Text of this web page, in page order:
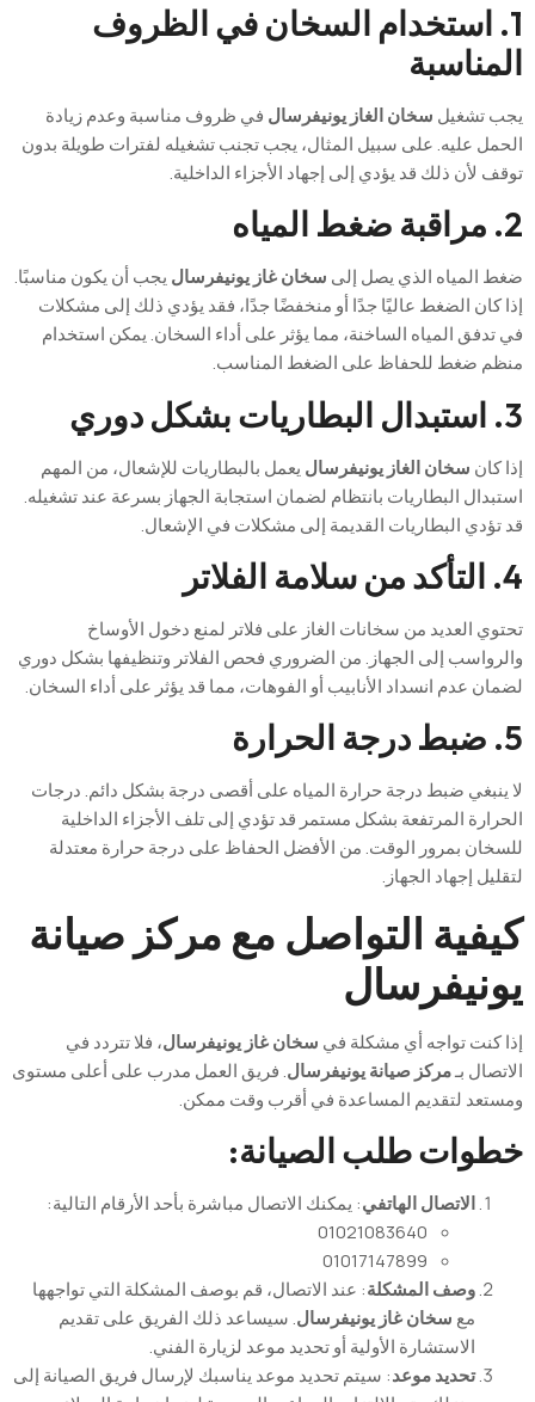
1. استخدام السخان في الظروف
المناسبة
يجب تشغيل سخان الغاز يونيفرسال في ظروف مناسبة وعدم زيادة
الحمل عليه. على سبيل المثال، يجب تجنب تشغيله لفترات طويلة بدون
توقف لأن ذلك قد يؤدي إلى إجهاد الأجزاء الداخلية.
2. مراقبة ضغط المياه
ضغط المياه الذي يصل إلى سخان غاز يونيفرسال يجب أن يكون مناسبًا.
إذا كان الضغط عاليًا جدًا أو منخفضًا جدًا، فقد يؤدي ذلك إلى مشكلات
في تدفق المياه الساخنة، مما يؤثر على أداء السخان. يمكن استخدام
منظم ضغط للحفاظ على الضغط المناسب.
3. استبدال البطاريات بشكل دوري
إذا كان سخان الغاز يونيفرسال يعمل بالبطاريات للإشعال، من المهم
استبدال البطاريات بانتظام لضمان استجابة الجهاز بسرعة عند تشغيله.
قد تؤدي البطاريات القديمة إلى مشكلات في الإشعال.
4. التأكد من سلامة الفلاتر
تحتوي العديد من سخانات الغاز على فلاتر لمنع دخول الأوساخ
والرواسب إلى الجهاز. من الضروري فحص الفلاتر وتنظيفها بشكل دوري
لضمان عدم انسداد الأنابيب أو الفوهات، مما قد يؤثر على أداء السخان.
5. ضبط درجة الحرارة
لا ينبغي ضبط درجة حرارة المياه على أقصى درجة بشكل دائم. درجات
الحرارة المرتفعة بشكل مستمر قد تؤدي إلى تلف الأجزاء الداخلية
للسخان بمرور الوقت. من الأفضل الحفاظ على درجة حرارة معتدلة
لتقليل إجهاد الجهاز.
كيفية التواصل مع مركز صيانة
يونيفرسال
إذا كنت تواجه أي مشكلة في سخان غاز يونيفرسال، فلا تتردد في
الاتصال بـمركز صيانة يونيفرسال. فريق العمل مدرب على أعلى مستوى
ومستعد لتقديم المساعدة في أقرب وقت ممكن.
خطوات طلب الصيانة:
الاتصال الهاتفي: يمكنك الاتصال مباشرة بأحد الأرقام التالية:
01021083640
01017147899
وصف المشكلة: عند الاتصال، قم بوصف المشكلة التي تواجهها
مع سخان غاز يونيفرسال. سيساعد ذلك الفريق على تقديم
الاستشارة الأولية أو تحديد موعد لزيارة الفني.
تحديد موعد: سيتم تحديد موعد يناسبك لإرسال فريق الصيانة إلى